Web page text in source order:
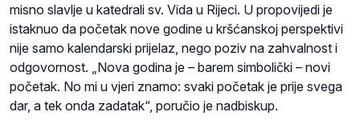
misno slavlje u katedrali sv. Vida u Rijeci. U propovijedi je
istaknuo da početak nove godine u kršćanskoj perspektivi
nije samo kalendarski prijelaz, nego poziv na zahvalnost i
odgovornost. „Nova godina je – barem simbolički – novi
početak. No mi u vjeri znamo: svaki početak je prije svega
dar, a tek onda zadatak“, poručio je nadbiskup.